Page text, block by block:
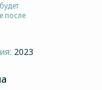
после
2023